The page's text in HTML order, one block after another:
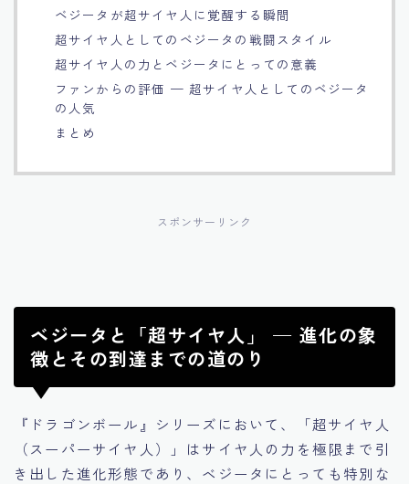
Bahasa Indonesia
Português
ベジータが超サイヤ人に覚醒する瞬間
超サイヤ人としてのベジータの戦闘スタイル
超サイヤ人の力とベジータにとっての意義
ファンからの評価 — 超サイヤ人としてのベジータ
の人気
まとめ
スポンサーリンク
ベジータと「超サイヤ人」 — 進化の象
徴とその到達までの道のり
『ドラゴンボール』シリーズにおいて、「超サイヤ人
（スーパーサイヤ人）」はサイヤ人の力を極限まで引
き出した進化形態であり、ベジータにとっても特別な